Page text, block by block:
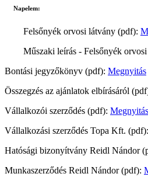
Napelem:
Felsőnyék orvosi látvány (pdf):
Műszaki leírás - Felsőnyék
Bontási jegyzőkönyv (pdf): Megnyitás
Összegzés az ajánlatok elbírásáról
Vállalkozói szerződés (pdf): Megnyitás
Vállalkozási szerződés Topa Kft. (pdf):
Hatósági bizonyítvány Reidl Nándor
Munkaszerződés Reidl Nándor (pdf):